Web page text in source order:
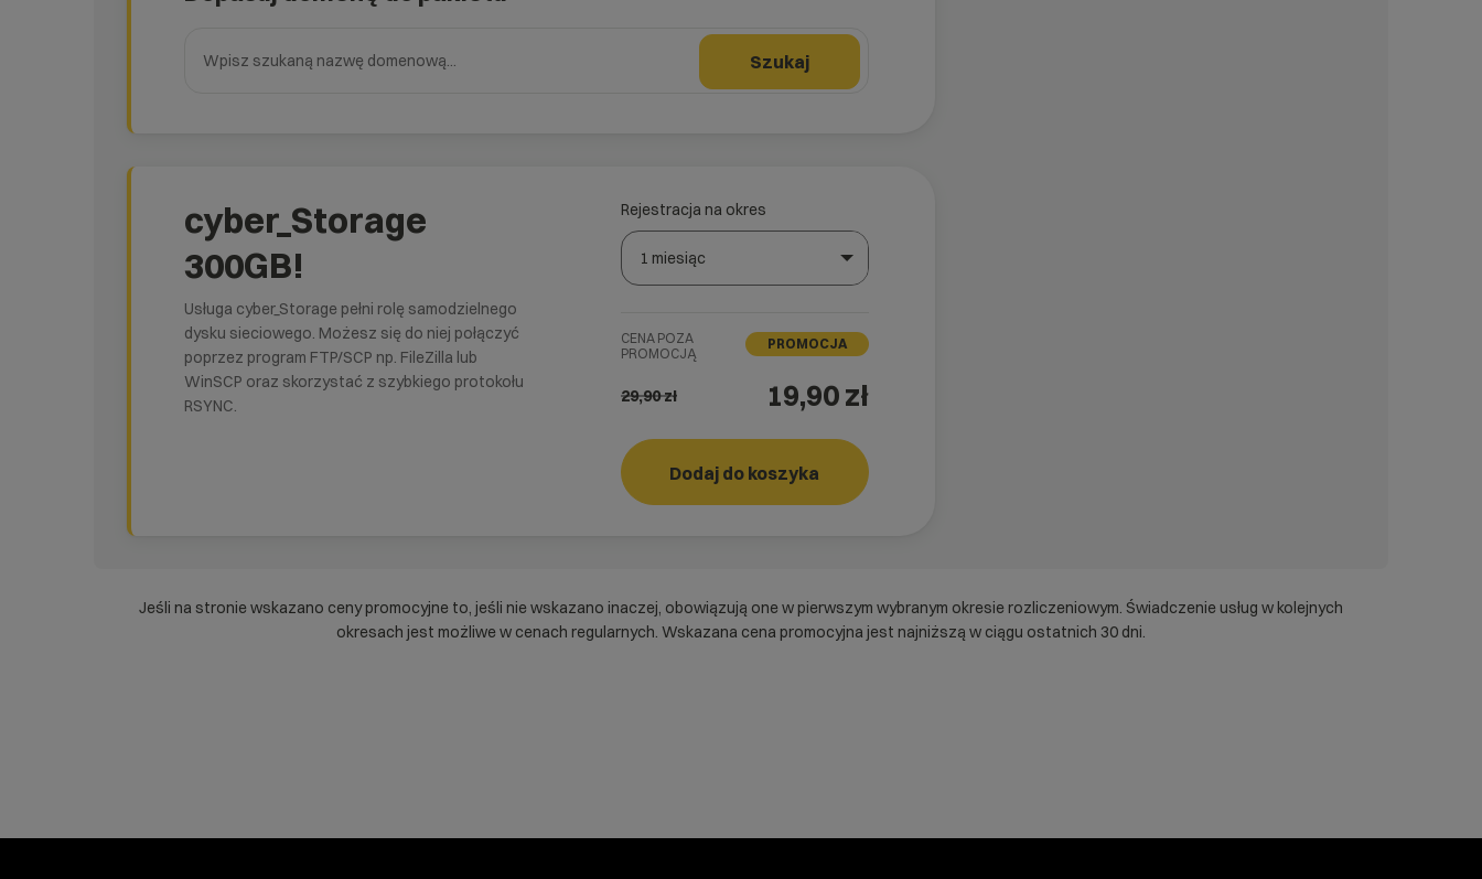
Szukaj
cyber_Storage
300GB!
Usługa cyber_Storage pełni rolę samodzielnego
dysku sieciowego. Możesz się do niej połączyć
poprzez program FTP/SCP np. FileZilla lub
WinSCP oraz skorzystać z szybkiego protokołu
RSYNC.
Rejestracja na okres
1 miesiąc
CENA POZA
PROMOCJĄ
PROMOCJA
29,90zł 19,90 zł
Dodaj do koszyka cyber_
Jeśli na stronie wskazano ceny promocyjne to, jeśli nie wskazano inaczej, obowiązują one w pierwszym wybranym okresie rozliczeniowym. Świadczenie usług w kolejnych
okresach jest możliwe w cenach regularnych. Wskazana cena promocyjna jest najniższą w ciągu ostatnich 30 dni.